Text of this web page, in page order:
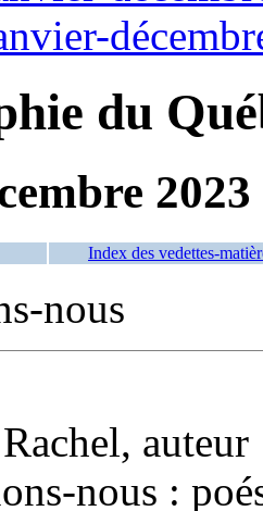
du
2023
Index des vedettes-
nous
auteur
nous :